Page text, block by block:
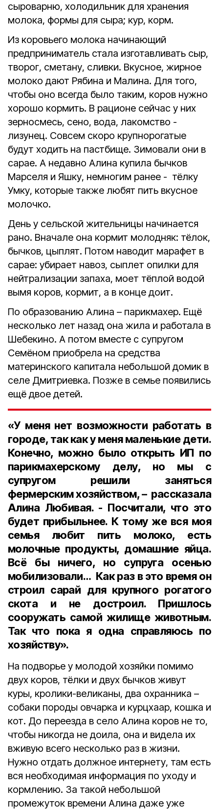
сыроварню, холодильник для хранения
молока, формы для сыра; кур, корм.
Из коровьего молока начинающий
предприниматель стала изготавливать сыр,
творог, сметану, сливки. Вкусное, жирное
молоко дают Рябина и Малина. Для того,
чтобы оно всегда было таким, коров нужно
хорошо кормить. В рационе сейчас у них
зерносмесь, сено, вода, лакомство -
лизунец. Совсем скоро крупнорогатые
будут ходить на пастбище. Зимовали они в
сарае. А недавно Алина купила бычков
Марселя и Яшку, немногим ранее - тёлку
Умку, которые также любят пить вкусное
молочко.
День у сельской жительницы начинается
рано. Вначале она кормит молодняк: тёлок,
бычков, цыплят. Потом наводит марафет в
сарае: убирает навоз, сыплет опилки для
нейтрализации запаха, моет тёплой водой
вымя коров, кормит, а в конце доит.
По образованию Алина – парикмахер. Ещё
несколько лет назад она жила и работала в
Шебекино. А потом вместе с супругом
Семёном приобрела на средства
материнского капитала небольшой домик в
селе Дмитриевка. Позже в семье появились
ещё двое детей.
«У меня нет возможности работать в
городе, так как у меня маленькие дети.
Конечно, можно было открыть ИП по
парикмахерскому делу, но мы с
супругом решили заняться
фермерским хозяйством, – рассказала
Алина Любивая. - Посчитали, что это
будет прибыльнее. К тому же вся моя
семья любит пить молоко, есть
молочные продукты, домашние яйца.
Всё бы ничего, но супруга осенью
мобилизовали… Как раз в это время он
строил сарай для крупного рогатого
скота и не достроил. Пришлось
сооружать самой жилище животным.
Так что пока я одна справляюсь по
хозяйству».
На подворье у молодой хозяйки помимо
двух коров, тёлки и двух бычков живут
куры, кролики-великаны, два охранника –
собаки породы овчарка и курцхаар, кошка и
кот. До переезда в село Алина коров не то,
чтобы никогда не доила, она и видела их
вживую всего несколько раз в жизни.
Нужно отдать должное интернету, там есть
вся необходимая информация по уходу и
кормлению. За такой небольшой
промежуток времени Алина даже уже